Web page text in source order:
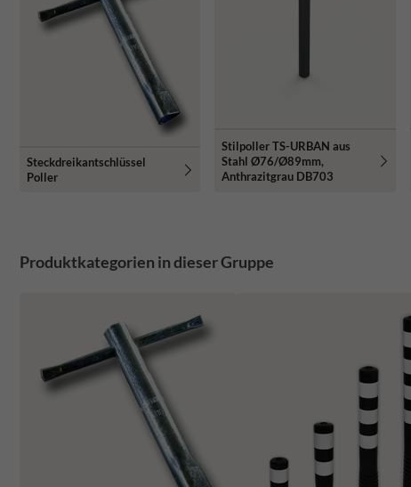
Steckdreikantschlüssel
Poller
Stilpoller TS-URBAN aus
Stahl Ø76/Ø89mm,
Anthrazitgrau DB703
Produktkategorien in dieser Gruppe